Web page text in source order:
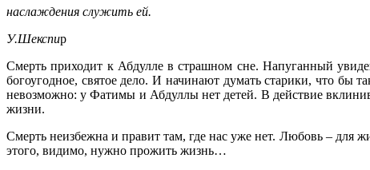
наслаждения служить ей.
У.Шекспир
Смерть приходит к Абдулле в страшном сне. Напуганный
богоугодное, святое дело. И начинают думать старики, что бы
невозможно: у Фатимы и Абдуллы нет детей. В действие
жизни.
Смерть неизбежна и правит там, где нас уже нет. Любовь – для
этого, видимо, нужно прожить жизнь…